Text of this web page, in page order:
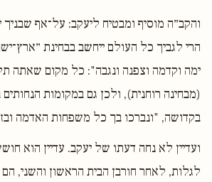
והקב״ה מוסיף ומבטיח ליעקב: על־אף שבניך
הרי לגביך כל העולם ייחשב בבחינת
ימה וקדמה וצפנה ונגבה": כל מקום שאתה
(מבחינה רוחנית), ולכן גם במקומות הנחותים
בקדושה, "ונברכו בך כל משפחות האדמה
ועדיין לא נחה דעתו של יעקב. עדיין הוא
לגלות, לאחר חורבן הבית הראשון והשני, הם